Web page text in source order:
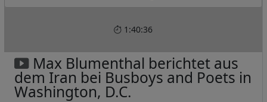
1:40:36
Max Blumenthal berichtet aus
dem Iran bei Busboys and Poets in
Washington, D.C.